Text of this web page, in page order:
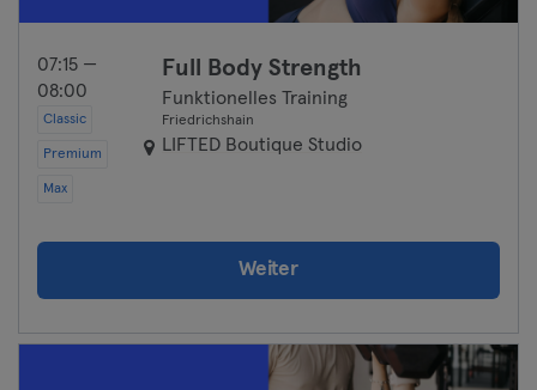
07:15 —
08:00
Classic
Premium
Max
Full Body Strength
Funktionelles Training
Friedrichshain
LIFTED Boutique Studio
Weiter